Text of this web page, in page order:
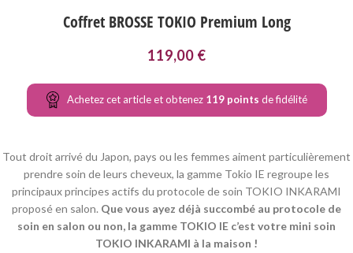
Coffret BROSSE TOKIO Premium Long
119,00 €
Achetez cet article et obtenez 119points de fidélité
Tout droit arrivé du Japon, pays ou les femmes aiment particulièrement
prendre soin de leurs cheveux, la gamme Tokio IE regroupe les
principaux principes actifs du protocole de soin TOKIO INKARAMI
proposé en salon. Que vous ayez déjà succombé au protocole de
soin en salon ou non, la gamme TOKIO IE c’est votre mini soin
TOKIO INKARAMI à la maison !